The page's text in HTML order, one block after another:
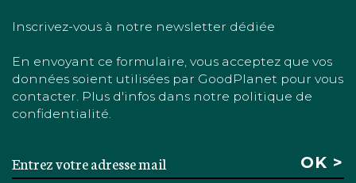
Inscrivez-vous à notre newsletter dédiée
En envoyant ce formulaire, vous acceptez que vos
données soient utilisées par GoodPlanet pour vous
contacter. Plus d'infos dans notre politique de
confidentialité.